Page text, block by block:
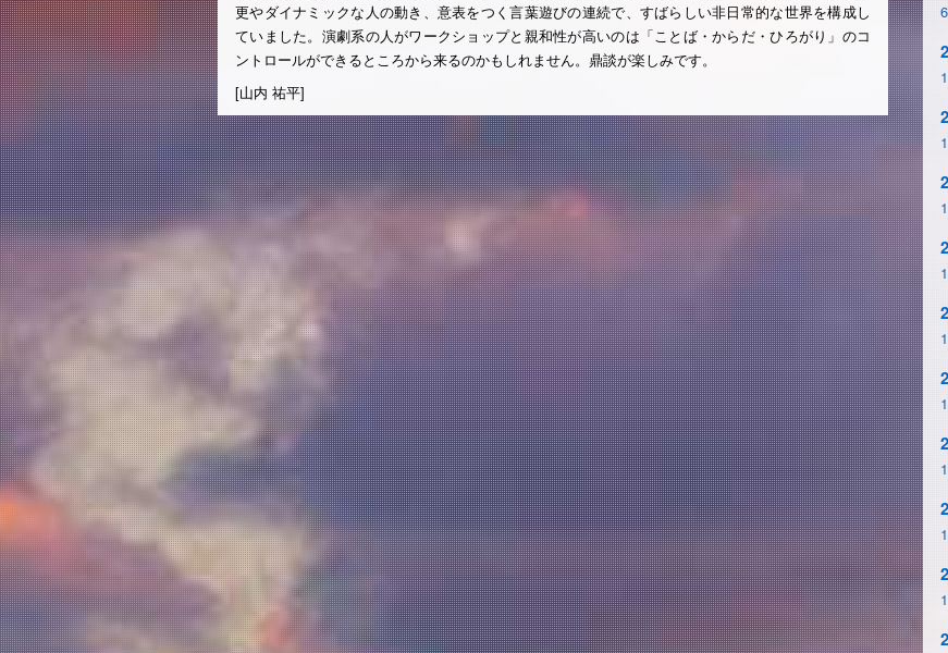
更やダイナミックな人の動き、意表をつく言葉遊びの連続で、すばらしい非日常的な世界を構成し
ていました。演劇系の人がワークショップと親和性が高いのは「ことば・からだ・ひろがり」のコ
ントロールができるところから来るのかもしれません。鼎談が楽しみです。
[山内 祐平]
6
1
1
1
1
1
1
1
1
1